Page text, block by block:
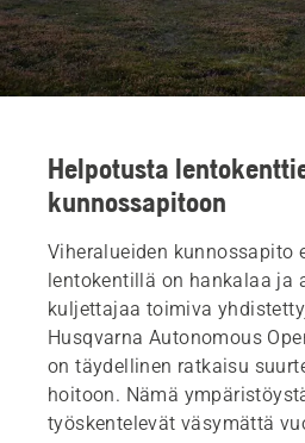
Helpotusta
kunnossapitoon
Viheralueiden kunnossapito
lentokentillä on hankalaa ja
kuljettajaa toimiva
Husqvarna Autonomous
on täydellinen ratkaisu
hoitoon. Nämä
työskentelevät väsymättä